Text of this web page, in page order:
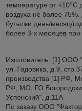
температуре от +10°С
воздуха не более 75%.
бутылки день/месяц/
более 3-х месяцев при
Изготовитель: [1] ООО
ул. Годовика, д.9,
производства [1] РФ,
РФ, МО, ГО
Успенский", д.11А
По заказу ООО